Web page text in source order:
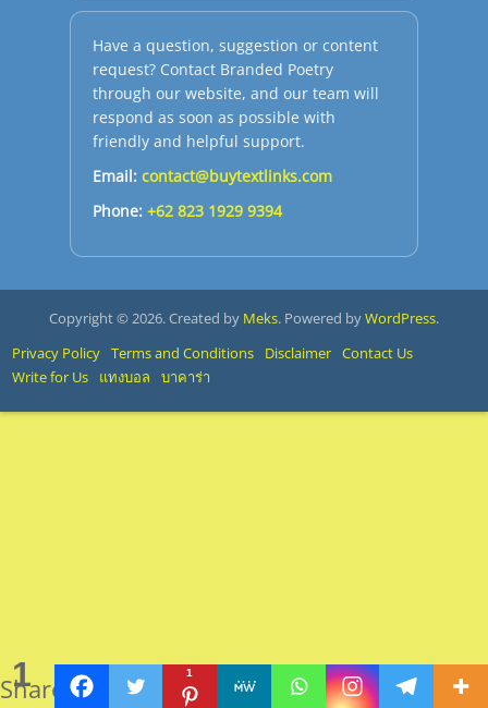
1
Share 1
Have a question, suggestion or content
request? Contact Branded Poetry
through our website, and our team will
respond as soon as possible with
friendly and helpful support.
Email: contact@buytextlinks.com
Phone: +62 823 1929 9394
Copyright © 2026. Created by Meks. Powered byWordPress.
Privacy Policy Terms and Conditions Disclaimer Contact Us
Write for Us
แทงบอล บาคาร่า